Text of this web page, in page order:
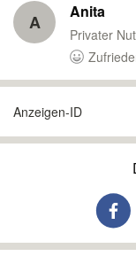
A Anita
Privater
Anzeigen-ID